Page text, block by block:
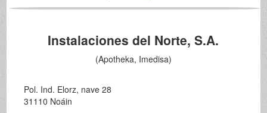
Instalaciones del Norte, S.A.
(Apotheka, Imedisa)
Pol. Ind. Elorz, nave 28
31110 Noáin